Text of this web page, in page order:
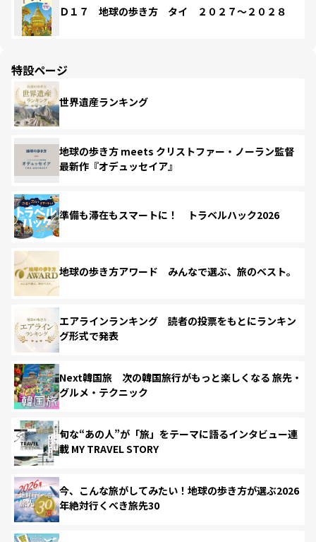
Ｄ１７ 地球の歩き方 タイ ２０２７～２０２８
特設ページ
世界遺産ランキング
地球の歩き方 meets クリストファー・ノーラン監督
最新作『オデュッセイア』
準備も滞在もスマートに！ トラベルハック2026
地球の歩き方アワード みんなで選ぶ、旅のベスト。
エアラインランキング 読者の投票をもとにランキン
グ形式で発表
Next韓国旅 次の韓国旅行がもっと楽しくなる 旅先・
グルメ・テクニック
旬な“あの人”が「旅」をテーマに語るインタビュー連
載 MY TRAVEL STORY
今、こんな旅がしてみたい！地球の歩き方が選ぶ2026
年絶対行くべき旅先30